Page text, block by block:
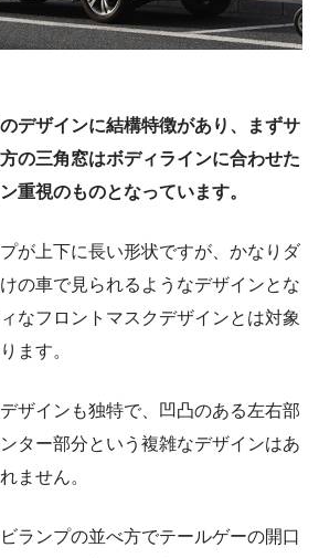
デザインに結構特徴があり、まずサ
の三角窓はボディラインに合わせた
重視のものとなっています。
が上下に長い形状ですが、かなりダ
の車で見られるようなデザインとな
なフロントマスクデザインとは対象
ます。
ザインも独特で、凹凸のある左右部
ター部分という複雑なデザインはあ
ません。
ランプの並べ方でテールゲーの開口